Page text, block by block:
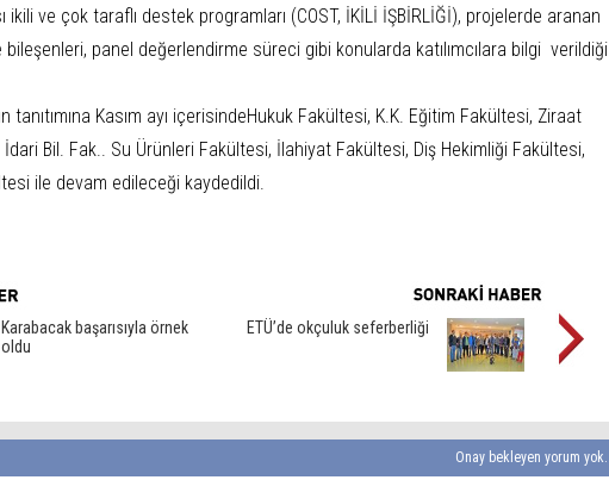
ikili ve çok taraflı destek programları (COST, İKİLİ İŞBİRLİĞİ), projelerde aranan
bileşenleri, panel değerlendirme süreci gibi konularda katılımcılara bilgi verildiği
tanıtımına Kasım ayı içerisindeHukuk Fakültesi, K.K. Eğitim Fakültesi, Ziraat
Bil. Fak.. Su Ürünleri Fakültesi, İlahiyat Fakültesi, Diş Hekimliği Fakültesi,
ile devam edileceği kaydedildi.
Karabacak başarısıyla örnek
oldu
ETÜ’de okçuluk seferberliği
Onay bekleyen yorum yok.